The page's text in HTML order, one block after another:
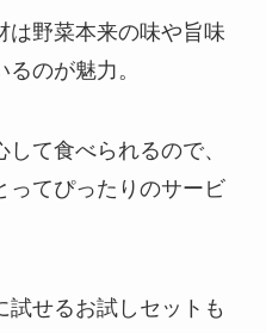
は野菜本来の味や旨味
のが魅力。
て食べられるので、
ってぴったりのサービ
せるお試しセットも